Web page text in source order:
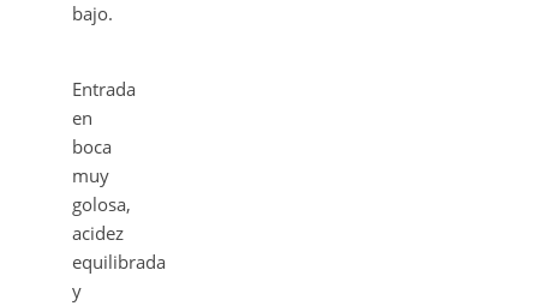
bajo.
Entrada
en
boca
muy
golosa,
acidez
equilibrada
y